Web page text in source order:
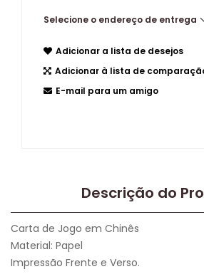
Selecione o endereço de entrega
Adicionar a lista de desejos
Adicionar à lista de
E-mail para um amigo
Descrição do
Carta de Jogo em Chinês
Material: Papel
Impressão Frente e Verso.